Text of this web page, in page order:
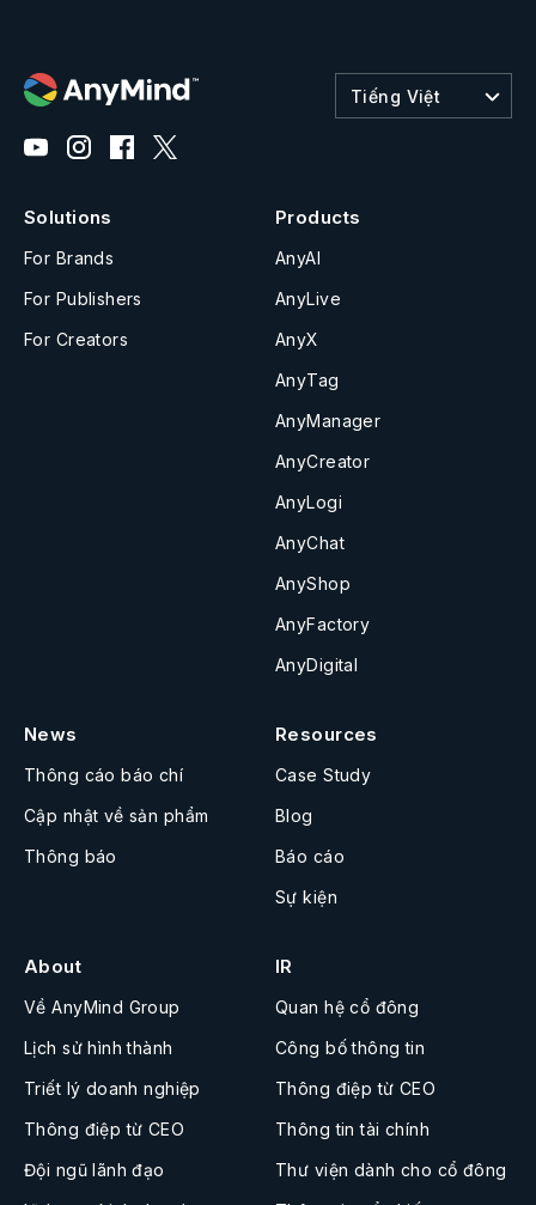
Tiếng Việt
Solutions
For Brands
For Publishers
For Creators
Products
AnyAI
AnyLive
AnyX
AnyTag
AnyManager
AnyCreator
AnyLogi
AnyChat
AnyShop
AnyFactory
AnyDigital
News
Thông cáo báo chí
Cập nhật về sản phẩm
Thông báo
Resources
Case Study
Blog
Báo cáo
Sự kiện
About
Về AnyMind Group
Lịch sử hình thành
Triết lý doanh nghiệp
Thông điệp từ CEO
Đội ngũ lãnh đạo
IR
Quan hệ cổ đông
Công bố thông tin
Thông điệp từ CEO
Thông tin tài chính
Thư viện dành cho cổ đông